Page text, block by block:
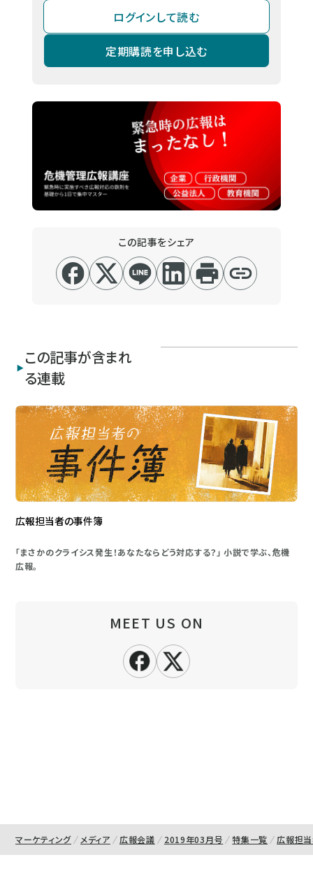
ログインして読む
定期購読を申し込む
この記事をシェア
この記事が含まれ
る連載
広報担当者の事件簿
「まさかのクライシス発生！あなたならどう対応する？」 小説で学ぶ、危機
広報。
MEET US ON
マーケティング メディア 広報会議 2019年03月号 特集一覧 広報担